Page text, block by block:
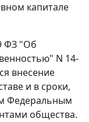
капитале
ФЗ "Об
N 14-
внесение
и в сроки,
Федеральным
общества.